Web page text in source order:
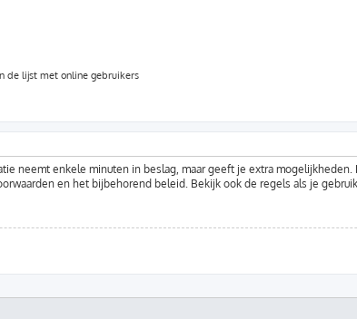
de lijst met online gebruikers
neemt enkele minuten in beslag, maar geeft je extra
en het bijbehorend beleid. Bekijk ook de regels als je